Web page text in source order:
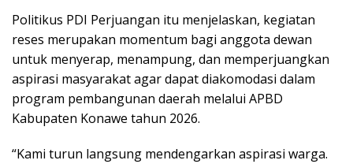
Politikus PDI Perjuangan itu menjelaskan, kegiatan
reses merupakan momentum bagi anggota dewan
untuk menyerap, menampung, dan memperjuangkan
aspirasi masyarakat agar dapat diakomodasi dalam
program pembangunan daerah melalui APBD
Kabupaten Konawe tahun 2026.
“Kami turun langsung mendengarkan aspirasi warga.